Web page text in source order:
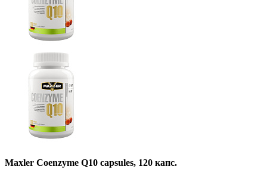
Maxler Coenzyme Q10 capsules, 120 капс.